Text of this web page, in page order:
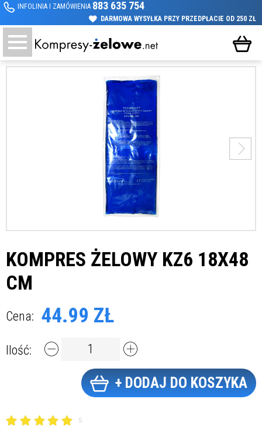
DARMOWA WYSYŁKA PRZY PRZEDPŁACIE OD 250 ZŁ
INFOLINIA I ZAMÓWIENIA 883 635 754
KOMPRES ŻELOWY KZ6 18X48
CM
Cena: 44.99 ZŁ
Ilość:
+ DODAJ DO KOSZYKA
5